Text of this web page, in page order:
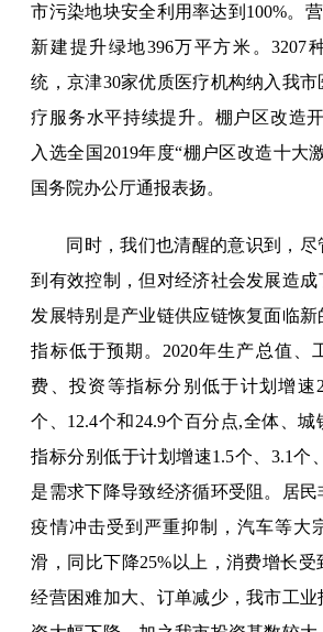
市污染地块安全利用率达到100%。营
新建提升绿地396万平方米。3207
统，京津30家优质医疗机构纳入我
疗服务水平持续提升。棚户区改造
入选全国2019年度“棚户区改造十大
国务院办公厅通报表扬。
同时，我们也清醒的意识到，
到有效控制，但对经济社会发展造
发展特别是产业链供应链恢复面临
指标低于预期。2020年生产总值、
费、投资等指标分别低于计划增速
个、12.4个和24.9个百分点,全体、
指标分别低于计划增速1.5个、3.1个
是需求下降导致经济循环受阻。居民
疫情冲击受到严重抑制，汽车等大
滑，同比下降25%以上，消费增长
经营困难加大、订单减少，我市工